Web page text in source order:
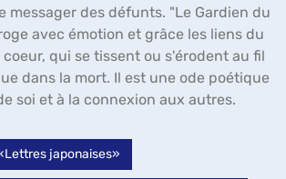
messager des défunts. "Le Gardien du
avec émotion et grâce les liens du
qui se tissent ou s'érodent au fil
dans la mort. Il est une ode poétique
soi et à la connexion aux autres.
japonaises»